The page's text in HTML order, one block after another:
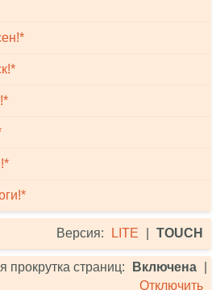
Версия: LITE TOUCH
прокрутка страниц: Включена
Отключить